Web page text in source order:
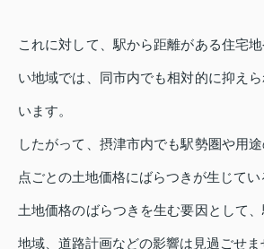
これに対して、駅から距離がある住宅
い地域では、同市内でも相対的に抑え
います。
したがって、摂津市内でも駅勢圏や用
点ごとの土地価格にばらつきが生じてい
土地価格のばらつきを生む要因として
地域、道路計画などの影響は見過ごせま